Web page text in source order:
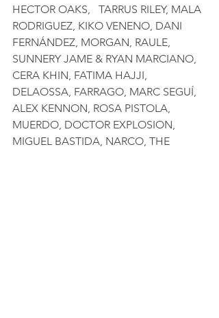
HECTOR OAKS,   TARRUS RILEY, MALA
RODRIGUEZ, KIKO VENENO, DANI
FERNÁNDEZ, MORGAN, RAULE,
SUNNERY JAME & RYAN MARCIANO,
CERA KHIN, FATIMA HAJJI,
DELAOSSA, FARRAGO, MARC SEGUÍ,
ALEX KENNON, ROSA PISTOLA,
MUERDO, DOCTOR EXPLOSION,
MIGUEL BASTIDA, NARCO, THE